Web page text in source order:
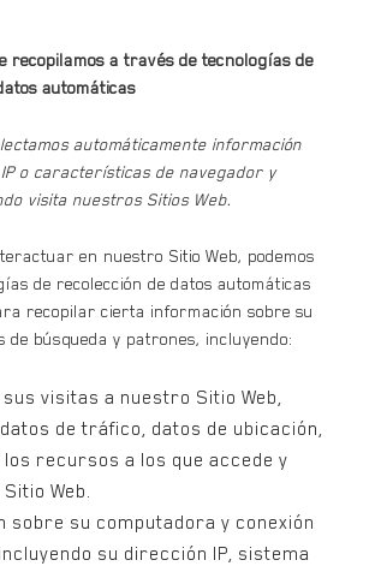
recopilamos a través de tecnologías de
automáticas
automáticamente información
o características de navegador y
visita nuestros Sitios Web.
en nuestro Sitio Web, podemos
de recolección de datos automáticas
recopilar cierta información sobre su
de búsqueda y patrones, incluyendo:
sus visitas a nuestro Sitio Web,
de tráfico, datos de ubicación,
recursos a los que accede y
Web.
sobre su computadora y conexión
su dirección IP, sistema